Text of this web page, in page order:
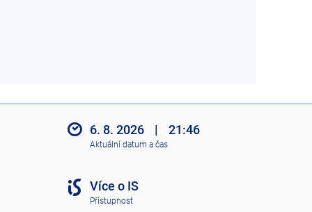
6. 8. 2026 | 21:46
Aktuální datum a čas
Více o IS
Přístupnost